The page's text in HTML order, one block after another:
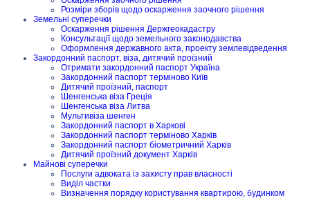
Розміри зборів щодо оскарження заочного рішення
Земельні суперечки
Оскарження рішення Держгеокадастру
Консультації щодо земельного законодавства
Оформлення державного акта, проекту землевідведення
Закордонний паспорт, віза, дитячий проїзний
Отримати закордонний паспорт Україна
Закордонний паспорт терміново Київ
Дитячий проїзний, паспорт
Шенгенська віза Греція
Шенгенська віза Литва
Мультивіза шенген
Закордонний паспорт в Харкові
Закордонний паспорт терміново Харків
Закордонний паспорт біометричний Харків
Дитячий проїзний документ Харків
Майнові суперечки
Послуги адвоката із захисту прав власності
Виділ частки
Визначення порядку користування квартирою, будинком